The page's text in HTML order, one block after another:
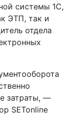
системы 1С,
ЭТП, так и
отдела
затраты, —
SETonline